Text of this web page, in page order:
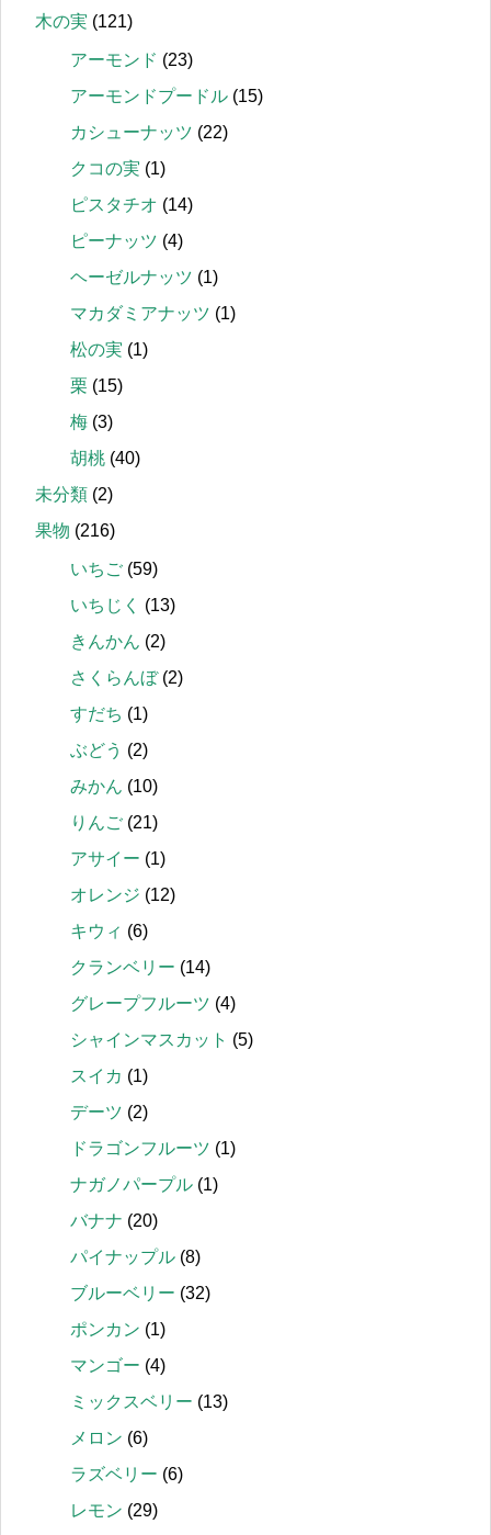
木の実 (121)
アーモンド (23)
アーモンドプードル (15)
カシューナッツ (22)
クコの実 (1)
ピスタチオ (14)
ピーナッツ (4)
ヘーゼルナッツ (1)
マカダミアナッツ (1)
松の実 (1)
栗 (15)
梅 (3)
胡桃 (40)
未分類 (2)
果物 (216)
いちご (59)
いちじく
(13)
きんかん (2)
さくらんぼ(2)
すだち (1)
ぶどう (2)
みかん (10)
りんご (21)
アサイー (1)
オレンジ (12)
キウィ (6)
クランベリー (14)
グレープフルーツ (4)
シャインマスカット (5)
スイカ (1)
デーツ (2)
ドラゴンフルーツ (1)
ナガノパープル (1)
バナナ (20)
パイナップル (8)
ブルーベリー (32)
ポンカン (1)
マンゴー (4)
ミックスベリー (13)
メロン (6)
ラズベリー (6)
レモン (29)